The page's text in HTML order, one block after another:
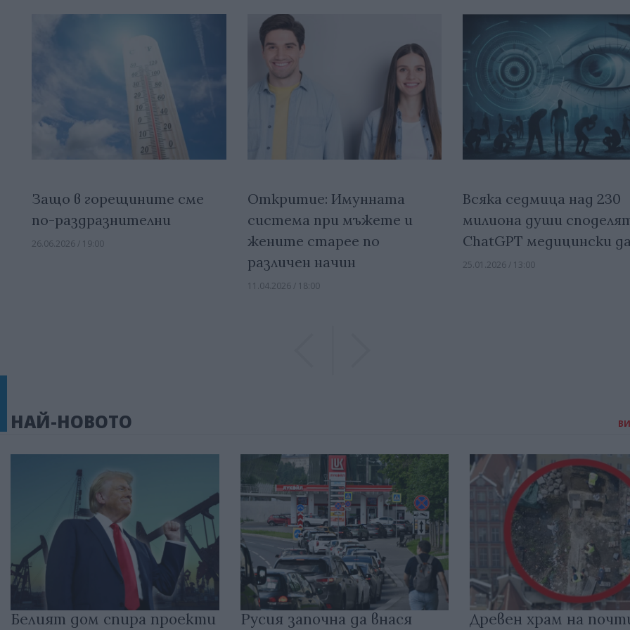
Защо в горещините сме
по-раздразнителни
26.06.2026 / 19:00
Откритие: Имунната
система при мъжете и
жените старее по
различен начин
11.04.2026 / 18:00
Всяка седмица над 230
милиона души
ChatGPT медицински
25.01.2026 / 13:00
НАЙ-НОВОТО
Белият дом спира проекти
Русия започна да внася
Древен храм на